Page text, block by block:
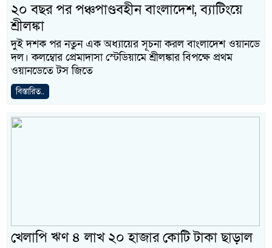
২০ বছর পর পঞ্চপাণ্ডবহীন বাংলাদেশ, ব্যাটিংয়ে
শ্রীলঙ্কা
দুই দশক পর নতুন এক অধ্যায়ের সূচনা করল বাংলাদেশ ওয়ানডে
দল। কলম্বোর প্রেমাদাসা স্টেডিয়ামে শ্রীলঙ্কার বিপক্ষে প্রথম
ওয়ানডেতে টস জিতে
বিস্তারিত..
খেলাপি ঋণ ৪ লাখ ২০ হাজার কোটি টাকা ছাড়াল